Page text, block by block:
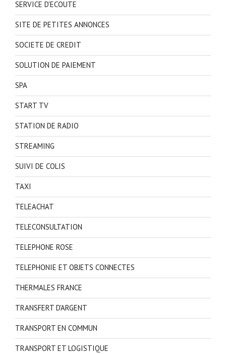
SERVICE D'ECOUTE
SITE DE PETITES ANNONCES
SOCIETE DE CREDIT
SOLUTION DE PAIEMENT
SPA
START TV
STATION DE RADIO
STREAMING
SUIVI DE COLIS
TAXI
TELEACHAT
TELECONSULTATION
TELEPHONE ROSE
TELEPHONIE ET OBJETS CONNECTES
THERMALES FRANCE
TRANSFERT D'ARGENT
TRANSPORT EN COMMUN
TRANSPORT ET LOGISTIQUE